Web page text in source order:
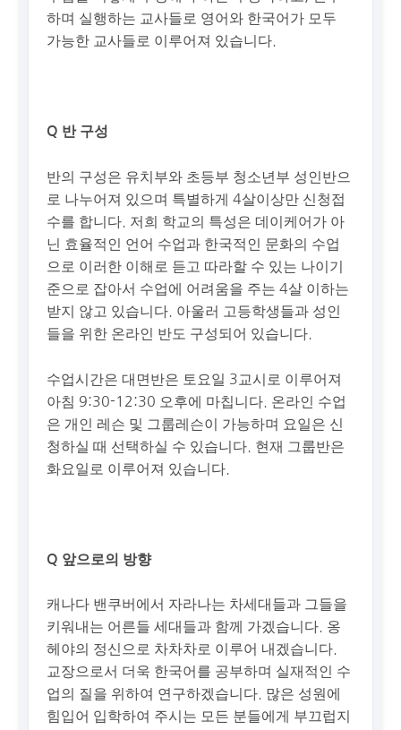
하며 실행하는 교사들로 영어와 한국어가 모두
가능한 교사들로 이루어져 있습니다.
Q 반 구성
반의 구성은 유치부와 초등부 청소년부 성인반으
로 나누어져 있으며 특별하게 4살이상만 신청접
수를 합니다. 저희 학교의 특성은 데이케어가 아
닌 효율적인 언어 수업과 한국적인 문화의 수업
으로 이러한 이해로 듣고 따라할 수 있는 나이기
준으로 잡아서 수업에 어려움을 주는 4살 이하는
받지 않고 있습니다. 아울러 고등학생들과 성인
들을 위한 온라인 반도 구성되어 있습니다.
수업시간은 대면반은 토요일 3교시로 이루어져
아침 9:30-12:30 오후에 마칩니다. 온라인 수업
은 개인 레슨 및 그룹레슨이 가능하며 요일은 신
청하실 때 선택하실 수 있습니다. 현재 그룹반은
화요일로 이루어져 있습니다.
Q 앞으로의 방향
캐나다 밴쿠버에서 자라나는 차세대들과 그들을
키워내는 어른들 세대들과 함께 가겠습니다. 옹
헤야의 정신으로 차차차로 이루어 내겠습니다.
교장으로서 더욱 한국어를 공부하며 실재적인 수
업의 질을 위하여 연구하겠습니다. 많은 성원에
힘입어 입학하여 주시는 모든 분들에게 부끄럽지